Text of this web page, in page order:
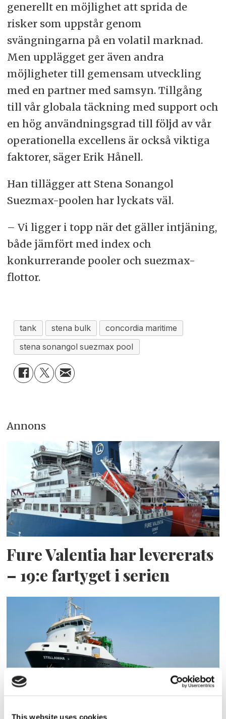
This website uses cookies
generellt en möjlighet att sprida de
risker som uppstår genom
svängningarna på en volatil marknad.
Men upplägget ger även andra
möjligheter till gemensam utveckling
med en partner med samsyn. Tillgång
till vår globala täckning med support och
en hög användningsgrad till följd av vår
operationella excellens är också viktiga
faktorer, säger Erik Hånell.
Han tillägger att Stena Sonangol
Suezmax-poolen har lyckats väl.
– Vi ligger i topp när det gäller intjäning,
både jämfört med index och
konkurrerande pooler och suezmax-
flottor.
tank stena bulk
concordia maritime
stena sonangol suezmax pool
Annons
Fure Valentia har levererats
– 19:e fartyget i serien
ESL Shipping tar steget mot